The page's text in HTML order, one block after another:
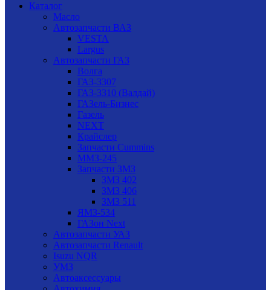
Каталог
Масло
Автозапчасти ВАЗ
VESTA
Largus
Автозапчасти ГАЗ
Волга
ГАЗ-3307
ГАЗ-3310 (Валдай)
ГАЗель-Бизнес
Газель
NEXT
Крайслер
Запчасти Cummins
ММЗ-245
Запчасти ЗМЗ
ЗМЗ 402
ЗМЗ 406
ЗМЗ 511
ЯМЗ-534
ГАЗон Next
Автозапчасти УАЗ
Автозапчасти Renault
Isuzu NQR
УМЗ
Автоаксессуары